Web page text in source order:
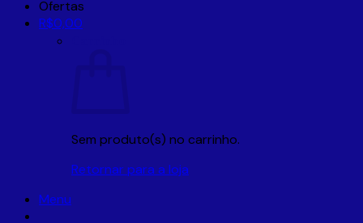
Ofertas
R$0,00
Sem produto(s) no carrinho.
Retornar para a loja
Menu